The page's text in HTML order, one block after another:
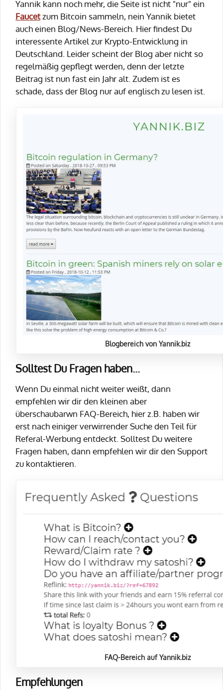
Yannik kann noch mehr, die Seite ist nicht "nur" ein
Faucetzum Bitcoin sammeln, nein Yannik bietet
auch einen Blog/News-Bereich. Hier findest Du
interessente Artikel zur Krypto-Entwicklung in
Deutschland. Leider scheint der Blog aber nicht so
regelmäßig gepflegt werden, denn der letzte
Beitrag ist nun fast ein Jahr alt. Zudem ist es
schade, dass der Blog nur auf englisch zu lesen ist.
Blogbereich von Yannik.biz
Solltest Du Fragen haben...
Wenn Du einmal nicht weiter weißt, dann
empfehlen wir dir den kleinen aber
überschaubarwn FAQ-Bereich, hier z.B. haben wir
erst nach einiger verwirrender Suche den Teil für
Referal-Werbung entdeckt. Solltest Du weitere
Fragen haben, dann empfehlen wir dir den Support
zu kontaktieren.
FAQ-Bereich auf Yannik.biz
Empfehlungen